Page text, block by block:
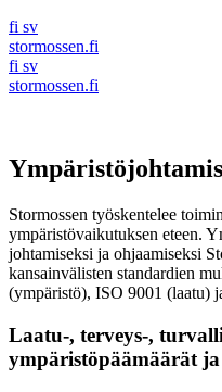
fi sv
stormossen.fi
fi sv
stormossen.fi
Stormossen työskentelee
ympäristövaikutuksen eteen.
johtamiseksi ja ohjaamiseksi
kansainvälisten standardien
(ympäristö), ISO 9001 (laatu)
Laatu-, terveys-,
ympäristöpäämäärät